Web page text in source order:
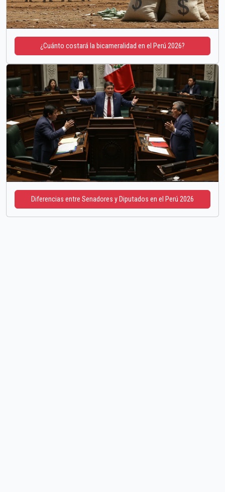
¿Cuánto costará la bicameralidad en el Perú 2026?
Diferencias entre Senadores y Diputados en el Perú 2026